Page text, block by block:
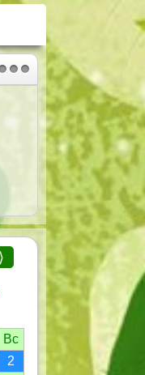
Мой
Не
Тебе
Пусть
Вс
2